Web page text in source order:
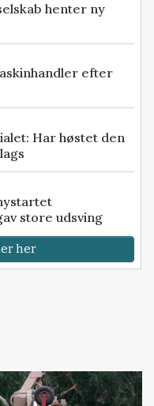
henter ny
efter
Har høstet den
store udsving
her